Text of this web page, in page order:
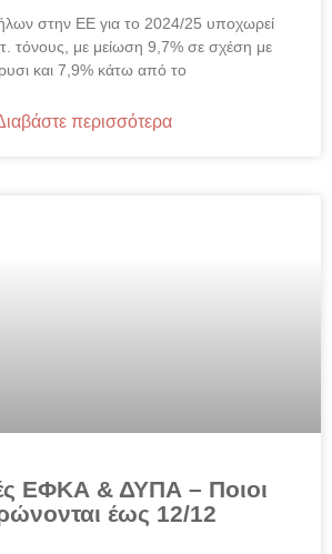
στην ΕΕ για το 2024/25 υποχωρεί
τόνους, με μείωση 9,7% σε σχέση με
και 7,9% κάτω από το
περισσότερα
ΕΦΚΑ & ΔΥΠΑ – Ποιοι
έως 12/12